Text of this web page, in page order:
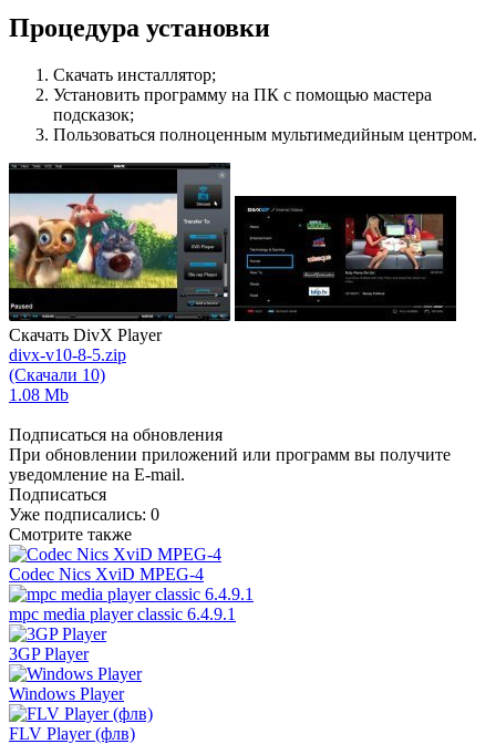
Процедура установки
Скачать инсталлятор;
Установить программу на ПК с помощью мастера
подсказок;
Пользоваться полноценным мультимедийным центром.
Скачать DivX Player
divx-v10-8-5.zip
(Скачали 10)
1.08 Mb
Подписаться на обновления
При обновлении приложений или программ вы получите
уведомление на E-mail.
Подписаться
Уже подписались: 0
Смотрите также
Codec Nics XviD MPEG-4
mpc media player classic 6.4.9.1
3GP Player
Windows Player
FLV Player (флв)